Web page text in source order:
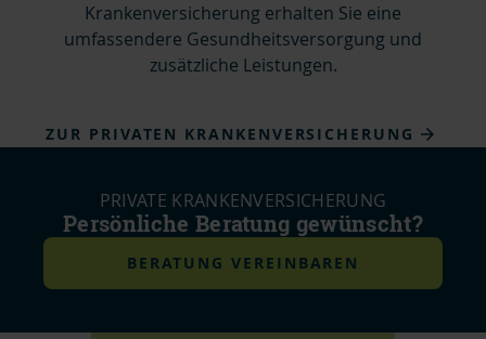
Krankenversicherung erhalten Sie eine
umfassendere Gesundheitsversorgung und
zusätzliche Leistungen.
ZUR PRIVATEN KRANKENVERSICHERUNG
PRIVATE KRANKENVERSICHERUNG
Persönliche Beratung gewünscht?
BERATUNG VEREINBAREN